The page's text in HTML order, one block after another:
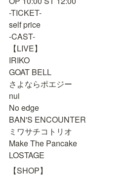
-TICKET-
self price
-CAST-
【LIVE】
IRIKO
GOAT BELL
さよならポエジー
nui
No edge
BAN'S ENCOUNTER
ミワサチコトリオ
Make The Pancake
LOSTAGE
【SHOP】